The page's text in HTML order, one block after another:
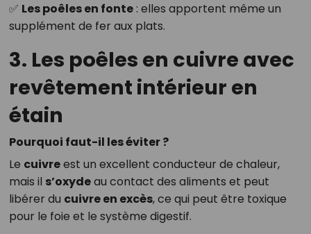
✅ Les poêles en fonte: elles apportent même un
supplément de fer aux plats.
3. Les poêles en cuivre avec
revêtement intérieur en
étain
Pourquoi faut-il les éviter ?
Le cuivreest un excellent conducteur de chaleur,
mais il s’oxydeau contact des aliments et peut
libérer du cuivre en excès, ce qui peut être toxique
pour le foie et le système digestif.